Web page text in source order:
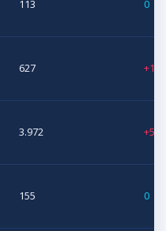
113 0
627 +11
3.972 +5
155 0